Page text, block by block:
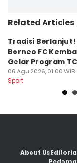
Related Articles
Tradisi Berlanjut!
Borneo FC
Gelar Program
Yogyakarta
06 Agu 2026, 01:00 WIB
Sport
About Us